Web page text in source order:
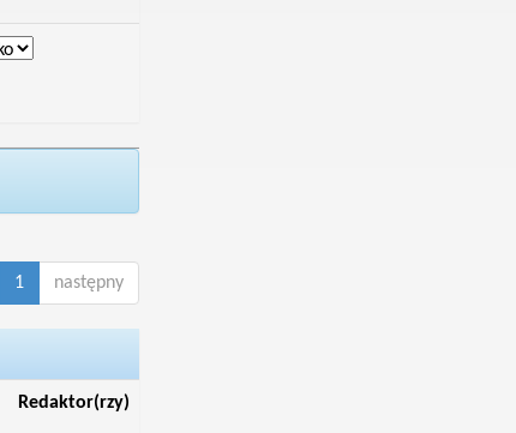
1 następny
Redaktor(rzy)